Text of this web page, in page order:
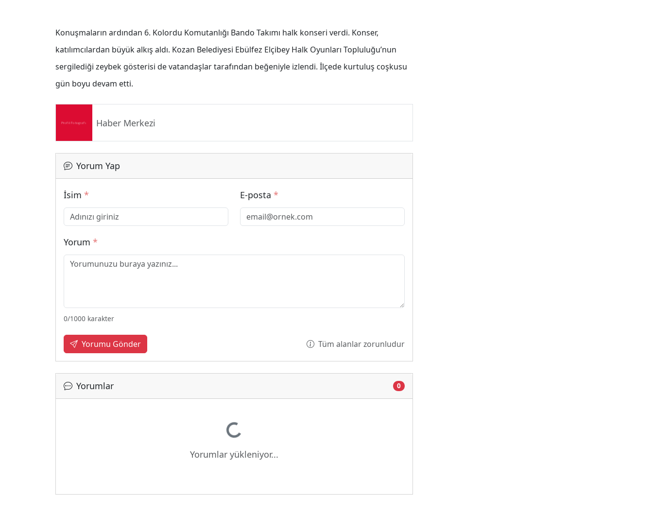
Konuşmaların ardından 6. Kolordu Komutanlığı Bando Takımı halk konseri verdi. Konser,
katılımcılardan büyük alkış aldı. Kozan Belediyesi Ebülfez Elçibey Halk Oyunları Topluluğu’nun
sergilediği zeybek gösterisi de vatandaşlar tarafından beğeniyle izlendi. İlçede kurtuluş coşkusu
gün boyu devam etti.
Haber Merkezi
Yorum Yap
İsim * E-posta *
Yorum *
0/1000 karakter
Yorumu Gönder Tüm alanlar zorunludur
Yorumlar 0
Yükleniyor...
Yorumlar yükleniyor...